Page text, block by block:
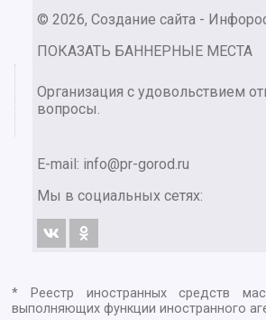
© 2026, Создание сайта -
ПОКАЗАТЬ БАННЕРНЫЕ МЕСТА
Организация с удовольствием
вопросы.
E-mail: info@pr-gorod.ru
Мы в социальных сетях:
* Реестр иностранных средств
выполняющих функции иностранного